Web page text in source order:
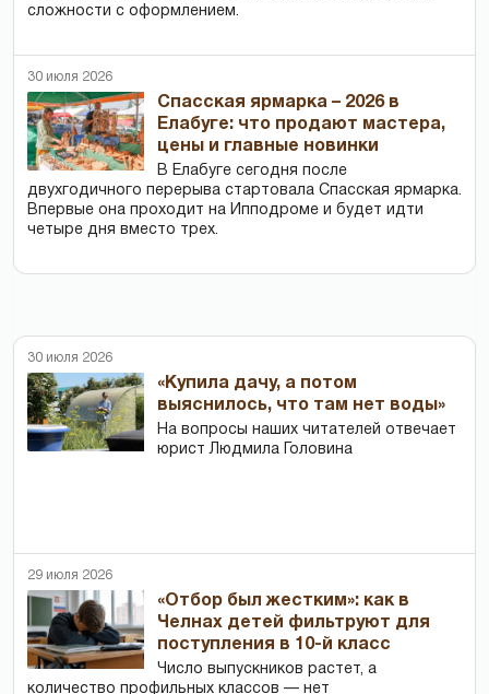
сложности с оформлением.
30 июля 2026
Спасская ярмарка – 2026 в
Елабуге: что продают мастера,
цены и главные новинки
В Елабуге сегодня после
двухгодичного перерыва стартовала Спасская ярмарка.
Впервые она проходит на Ипподроме и будет идти
четыре дня вместо трех.
30 июля 2026
«Купила дачу, а потом
выяснилось, что там нет воды»
На вопросы наших читателей отвечает
юрист Людмила Головина
29 июля 2026
«Отбор был жестким»: как в
Челнах детей фильтруют для
поступления в 10-й класс
Число выпускников растет, а
количество профильных классов — нет